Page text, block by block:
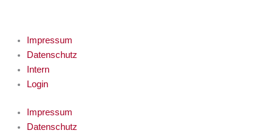
Impressum
Datenschutz
Intern
Login
Impressum
Datenschutz